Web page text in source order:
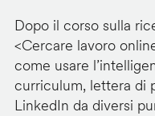
Dopo il corso sulla
<Cercare lavoro
come usare
curriculum, lettera di
LinkedIn da diversi